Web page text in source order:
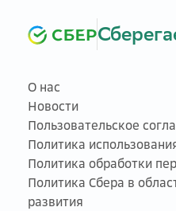
О нас
Новости
Пользовательское
Политика
Политика обработки
Политика Сбера в
развития